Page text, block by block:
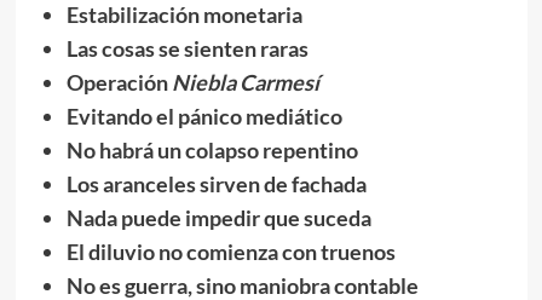
Estabilización monetaria
Las cosas se sienten raras
OperaciónNiebla Carmesí
Evitando el pánico mediático
No habrá un colapso repentino
Los aranceles sirven de fachada
Nada puede impedir que suceda
El diluvio no comienza con truenos
No es guerra, sino maniobra contable